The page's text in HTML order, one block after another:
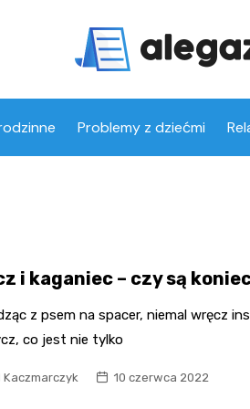
Problemy z dziećmi
i kaganiec – czy są
z psem na spacer, niemal wręcz
co jest nie tylko
Kaczmarczyk 10 czerwca 2022